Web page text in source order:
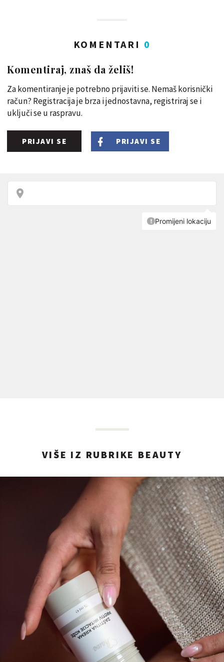
KOMENTARI 0
Komentiraj, znaš da želiš!
Za komentiranje je potrebno prijaviti se. Nemaš korisnički
račun? Registracija je brza i jednostavna, registriraj se i
uključi se u raspravu.
PRIJAVI SE PRIJAVI SE
VIŠE IZ RUBRIKE BEAUTY